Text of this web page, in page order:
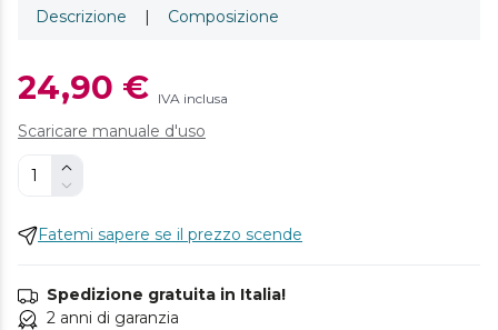
Descrizione Composizione
24,90 € IVA inclusa
Scaricare manuale d'uso
Fatemi sapere se il prezzo scende
Spedizione gratuita in Italia!
2 anni di garanzia